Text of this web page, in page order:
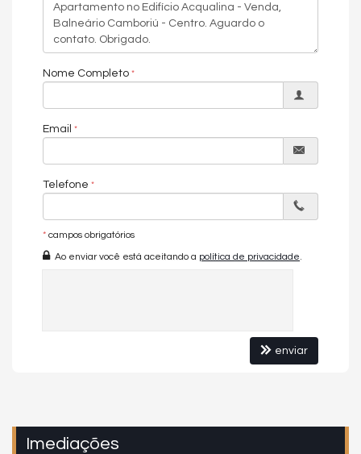
Salão de beleza
Sala de descanso e sala de massagem
Quiosque e quiosque com churrasqueira
Nome Completo
Email
Telefone
* campos obrigatórios
Ao enviar você está aceitando a política de privacidade
enviar
Imediações